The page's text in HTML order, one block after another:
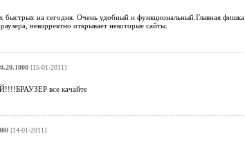
быстрых на сегодня. Очень удобный и функциональный.Главная
некорректно открывает некоторые сайты.
[15-01-2011]
все качайте
[14-01-2011]